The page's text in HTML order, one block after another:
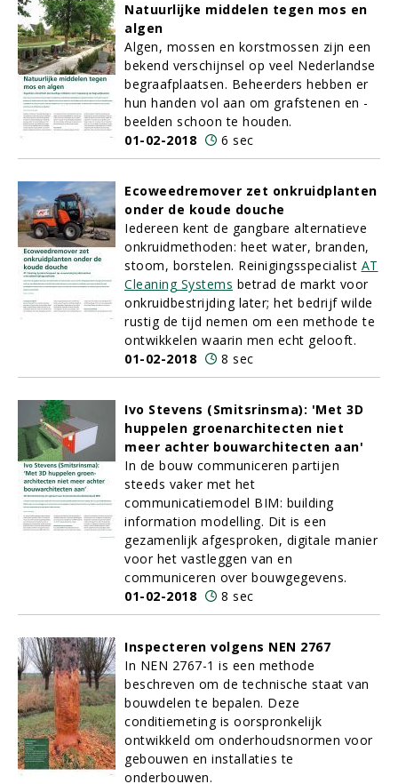
Natuurlijke middelen tegen mos en
algen
Algen, mossen en korstmossen zijn een
bekend verschijnsel op veel Nederlandse
begraafplaatsen. Beheerders hebben er
hun handen vol aan om grafstenen en -
beelden schoon te houden.
01-02-2018
6 sec
Ecoweedremover zet onkruidplanten
onder de koude douche
Iedereen kent de gangbare alternatieve
onkruidmethoden: heet water, branden,
stoom, borstelen. Reinigingsspecialist AT
Cleaning Systems betrad de markt voor
onkruidbestrijding later; het bedrijf wilde
rustig de tijd nemen om een methode te
ontwikkelen waarin men echt gelooft.
01-02-2018
8 sec
Ivo Stevens (Smitsrinsma): 'Met 3D
huppelen groenarchitecten niet
meer achter bouwarchitecten aan'
In de bouw communiceren partijen
steeds vaker met het
communicatiemodel BIM: building
information modelling. Dit is een
gezamenlijk afgesproken, digitale manier
voor het vastleggen van en
communiceren over bouwgegevens.
01-02-2018
8 sec
Inspecteren volgens NEN 2767
In NEN 2767-1 is een methode
beschreven om de technische staat van
bouwdelen te bepalen. Deze
conditiemeting is oorspronkelijk
ontwikkeld om onderhoudsnormen voor
gebouwen en installaties te
onderbouwen.